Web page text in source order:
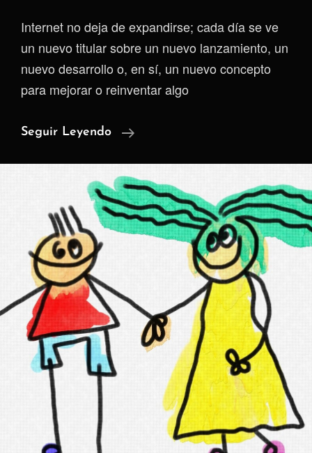
Internet no deja de expandirse; cada día se ve
un nuevo titular sobre un nuevo lanzamiento, un
nuevo desarrollo o, en sí, un nuevo concepto
para mejorar o reinventar algo
Seguir Leyendo
Solo
De
Mensajería
Son
Recomendadas
La
Comunicación
Privada